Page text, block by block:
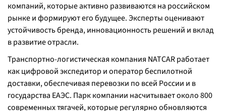
компаний, которые активно развиваются на российском
рынке и формируют его будущее. Эксперты оценивают
устойчивость бренда, инновационность решений и вклад
в развитие отрасли.
Транспортно-логистическая компания NATCAR работает
как цифровой экспедитор и оператор беспилотной
доставки, обеспечивая перевозки по всей России и в
государства ЕАЭС. Парк компании насчитывает около 800
современных тягачей, которые регулярно обновляются